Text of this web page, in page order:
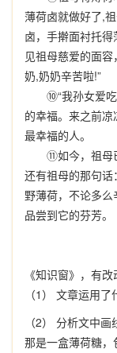
薄荷卤就做好了,
卤，手擀面衬托
见祖母慈爱的面
奶,奶奶辛苦啦!”
⑩“我孙女爱吃
的幸福。来之前
最幸福的人。
⑪如今，祖母已
还有祖母的那句话
野薄荷，不论多
品尝到它的芬芳。
《知识窗》，有改
（1） 文章运用
（2） 分析文中画
那是一盒薄荷糖